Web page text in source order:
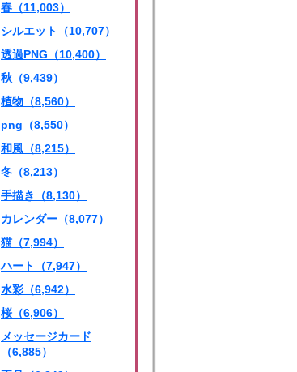
春（11,003）
シルエット（10,707）
透過PNG（10,400）
秋（9,439）
植物（8,560）
png（8,550）
和風（8,215）
冬（8,213）
手描き（8,130）
カレンダー（8,077）
猫（7,994）
ハート（7,947）
水彩（6,942）
桜（6,906）
メッセージカード
（6,885）